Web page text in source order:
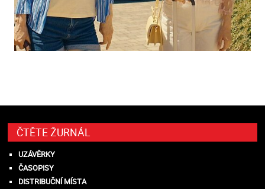
ČTĚTE ŽURNÁL
UZÁVĚRKY
ČASOPISY
DISTRIBUČNÍ MÍSTA